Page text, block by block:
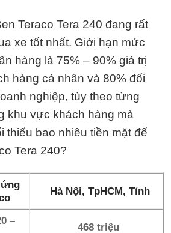
Teraco Tera 240 đang rất
xe tốt nhất. Giới hạn mức
hàng là 75% – 90% giá trị
hàng cá nhân và 80% đối
nghiệp, tùy theo từng
khu vực khách hàng mà
thiểu bao nhiêu tiền mặt để
Tera 240?
Hà Nội, TpHCM, Tỉnh
–
468 triệu